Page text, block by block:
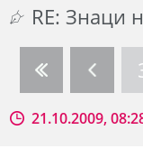
RE: Знаци
21.10.2009,